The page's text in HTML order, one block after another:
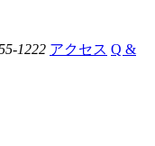
1222 アクセス Q &